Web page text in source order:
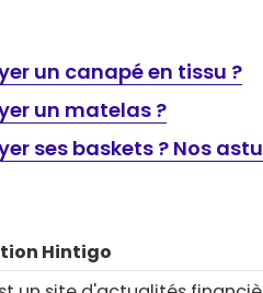
un canapé en tissu ?
un matelas ?
ses baskets ? Nos
Hintigo